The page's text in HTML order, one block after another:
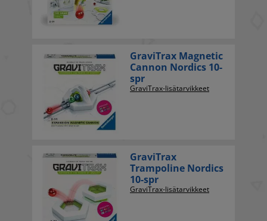
GraviTrax Magnetic
Cannon Nordics 10-
spr
GraviTrax-lisätarvikkeet
GraviTrax
Trampoline Nordics
10-spr
GraviTrax-lisätarvikkeet